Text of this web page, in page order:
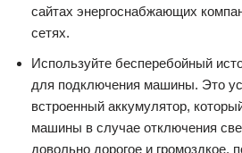
сайтах энергоснабжающих
сетях.
Используйте бесперебойный
для подключения машины. Это
встроенный аккумулятор,
машины в случае отключения
довольно дорогое и громоздкое,